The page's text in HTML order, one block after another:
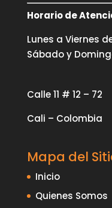
Horario de
Lunes a Viernes
Sábado y
Calle 11 # 12 – 72
Cali – Colombia
Mapa del
Inicio
Quienes Somos